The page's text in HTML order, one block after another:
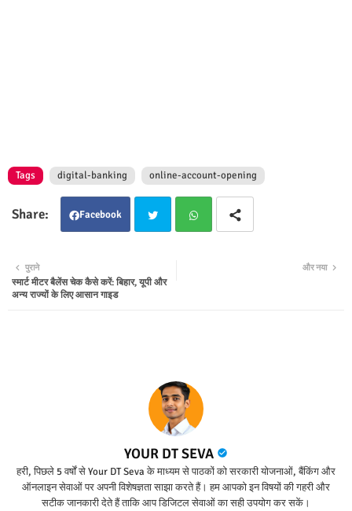
Tags digital-banking online-account-opening
Facebook
ter
और नया
पुराने
स्मार्ट मीटर बैलेंस चेक कैसे करें: बिहार, यूपी और
अन्य राज्यों के लिए आसान गाइड
YOUR DT SEVA
हरी, पिछले 5 वर्षों से Your DT Seva के माध्यम से पाठकों को सरकारी योजनाओं, बैंकिंग और
ऑनलाइन सेवाओं पर अपनी विशेषज्ञता साझा करते हैं। हम आपको इन विषयों की गहरी और
सटीक जानकारी देते हैं ताकि आप डिजिटल सेवाओं का सही उपयोग कर सकें।